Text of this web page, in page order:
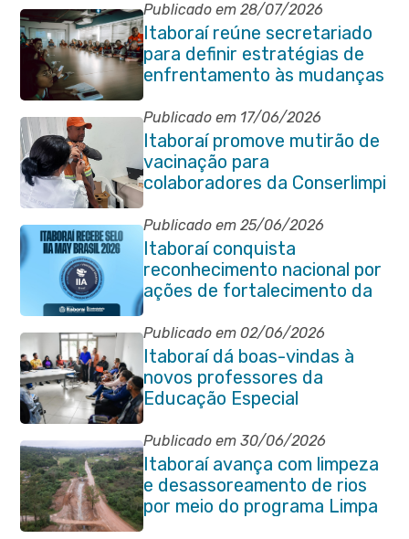
Publicado em 28/07/2026
Itaboraí reúne secretariado
para definir estratégias de
enfrentamento às mudanças
climáticas
Publicado em 17/06/2026
Itaboraí promove mutirão de
vacinação para
colaboradores da Conserlimpi
Publicado em 25/06/2026
Itaboraí conquista
reconhecimento nacional por
ações de fortalecimento da
Auditoria Interna
Publicado em 02/06/2026
Itaboraí dá boas-vindas à
novos professores da
Educação Especial
Publicado em 30/06/2026
Itaboraí avança com limpeza
e desassoreamento de rios
por meio do programa Limpa
Rio